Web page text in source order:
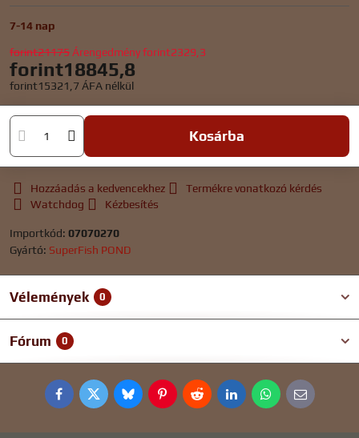
7-14 nap
forint21175 Árengedményforint2329,3
forint18845,8
forint15321,7 ÁFA nélkül
Kosárba
Hozzáadás a kedvencekhez
Termékre vonatkozó kérdés
Watchdog
Kézbesítés
Importkód: 07070270
Gyártó: SuperFish POND
Vélemények 0
Fórum 0
FacebookTwitterBlueskyPinterestRedditLinkedInWhatsApp
E-
mail